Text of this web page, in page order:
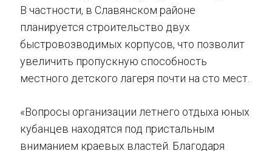
В частности, в Славянском районе
планируется строительство двух
быстровозводимых корпусов, что позволит
увеличить пропускную способность
местного детского лагеря почти на сто мест.
«Вопросы организации летнего отдыха юных
кубанцев находятся под пристальным
вниманием краевых властей. Благодаря